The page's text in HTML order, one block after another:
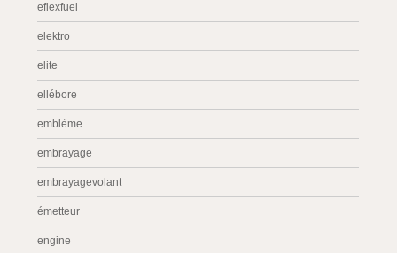
eflexfuel
elektro
elite
ellébore
emblème
embrayage
embrayagevolant
émetteur
engine